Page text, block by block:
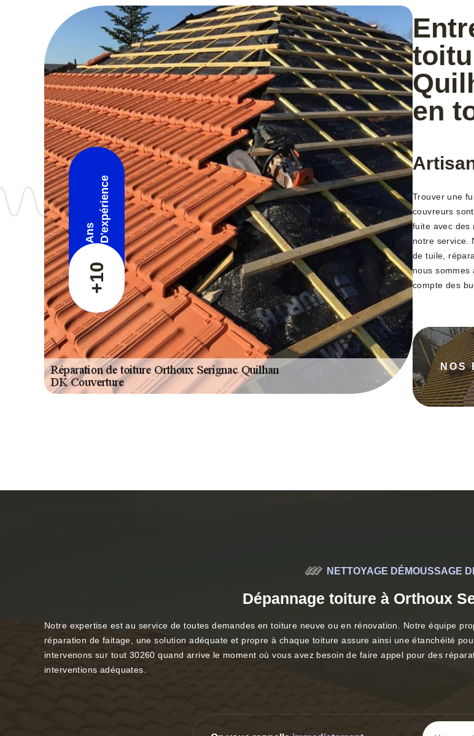
+10
Ans D'expérience
en
Trouver une
couvreurs
fuite avec des
notre service.
de tuile,
nous
compte des
NOS
NETTOYAGE DÉMOUSSAGE
Dépannage toiture à Orthoux
Notre expertise est au service de toutes demandes en toiture neuve ou en rénovation. Notre équipe
réparation de faitage, une solution adéquate et propre à chaque toiture assure ainsi une étanchéité
intervenons sur tout 30260 quand arrive le moment où vous avez besoin de faire appel pour des
interventions adéquates.